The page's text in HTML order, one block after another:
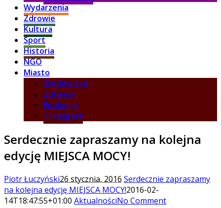
Wydarzenia
Zdrowie
Kultura
Sport
Historia
NGO
Miasto
Środowisko
Zdrowie
Edukacja
Transport
Serdecznie zapraszamy na kolejna
edycję MIEJSCA MOCY!
Piotr Łuczyński26 stycznia, 2016 Serdecznie zapraszamy
na kolejna edycję MIEJSCA MOCY!2016-02-
14T18:47:55+01:00 AktualnościNo Comment